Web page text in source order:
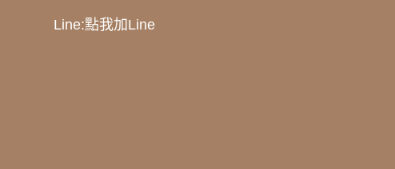
Line:點我加Line